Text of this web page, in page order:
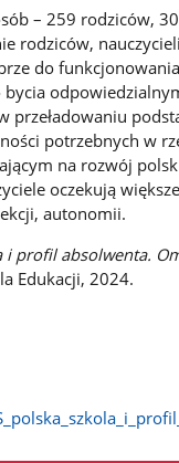
– 259 rodziców,
rodziców,
do
bycia
przeładowaniu
potrzebnych w
na rozwój
oczekują
autonomii.
i profil absolwenta.
Edukacji, 2024.